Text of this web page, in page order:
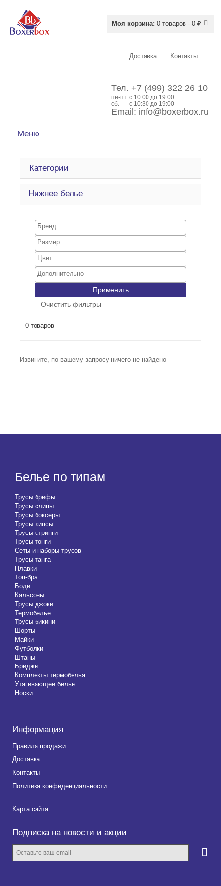
Моя корзина: 0 товаров - 0 ₽
Доставка Контакты
Тел. +7 (499) 322-26-10
пн-пт. c 10:00 до 19:00
сб.
с 10:30 до 19:00
Email: info@boxerbox.ru
Меню
Категории
Нижнее белье
Применить
Очистить фильтры
0 товаров
Извините, по вашему запросу ничего не найдено
Белье по типам
Трусы брифы
Трусы слипы
Трусы боксеры
Трусы хипсы
Трусы стринги
Трусы тонги
Сеты и наборы трусов
Трусы танга
Плавки
Топ-бра
Боди
Кальсоны
Трусы джоки
Термобелье
Трусы бикини
Шорты
Майки
Футболки
Штаны
Бриджи
Комплекты термобелья
Утягивающее белье
Носки
Информация
Правила продажи
Доставка
Контакты
Политика конфиденциальности
Карта сайта
Подписка на новости и акции